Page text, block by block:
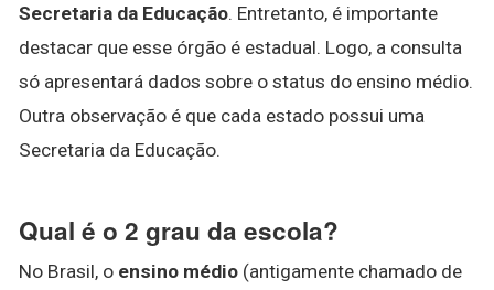
Secretaria da Educação. Entretanto, é importante
destacar que esse órgão é estadual. Logo, a consulta
só apresentará dados sobre o status do ensino médio.
Outra observação é que cada estado possui uma
Secretaria da Educação.
Qual é o 2 grau da escola?
No Brasil, o ensino médio (antigamente chamado de